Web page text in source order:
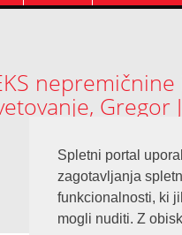
Spletni portal
zagotavljanja
funkcionalnosti, ki
mogli nuditi. Z
Gregor
© Copyright 2026.
Izdelava spletnih